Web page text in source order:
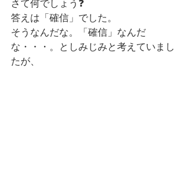
さて何でしょう❓
答えは「確信」でした。
そうなんだな。「確信」なんだ
な・・・。としみじみと考えていまし
たが、